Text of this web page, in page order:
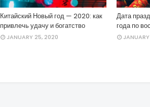
Китайский Новый год — 2020: как
привлечь удачу и богатство
JANUARY 25, 2020
Дата
года по